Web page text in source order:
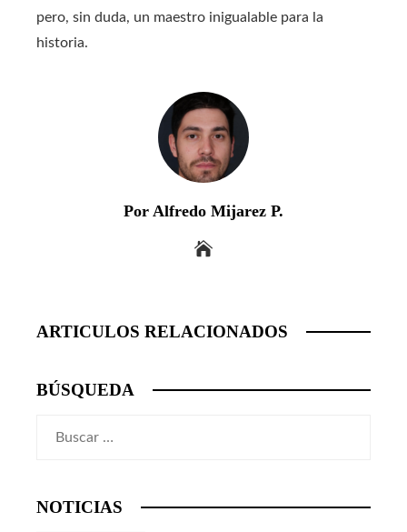
pero, sin duda, un maestro inigualable para la
historia.
Por Alfredo Mijarez P.
ARTICULOS RELACIONADOS
BÚSQUEDA
NOTICIAS